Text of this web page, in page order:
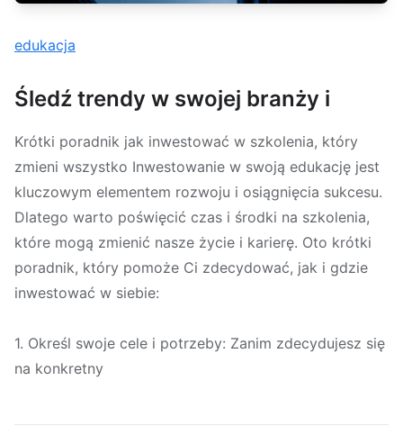
edukacja
Śledź trendy w swojej branży i
Krótki poradnik jak inwestować w szkolenia, który
zmieni wszystko Inwestowanie w swoją edukację jest
kluczowym elementem rozwoju i osiągnięcia sukcesu.
Dlatego warto poświęcić czas i środki na szkolenia,
które mogą zmienić nasze życie i karierę. Oto krótki
poradnik, który pomoże Ci zdecydować, jak i gdzie
inwestować w siebie:
1. Określ swoje cele i potrzeby: Zanim zdecydujesz się
na konkretny